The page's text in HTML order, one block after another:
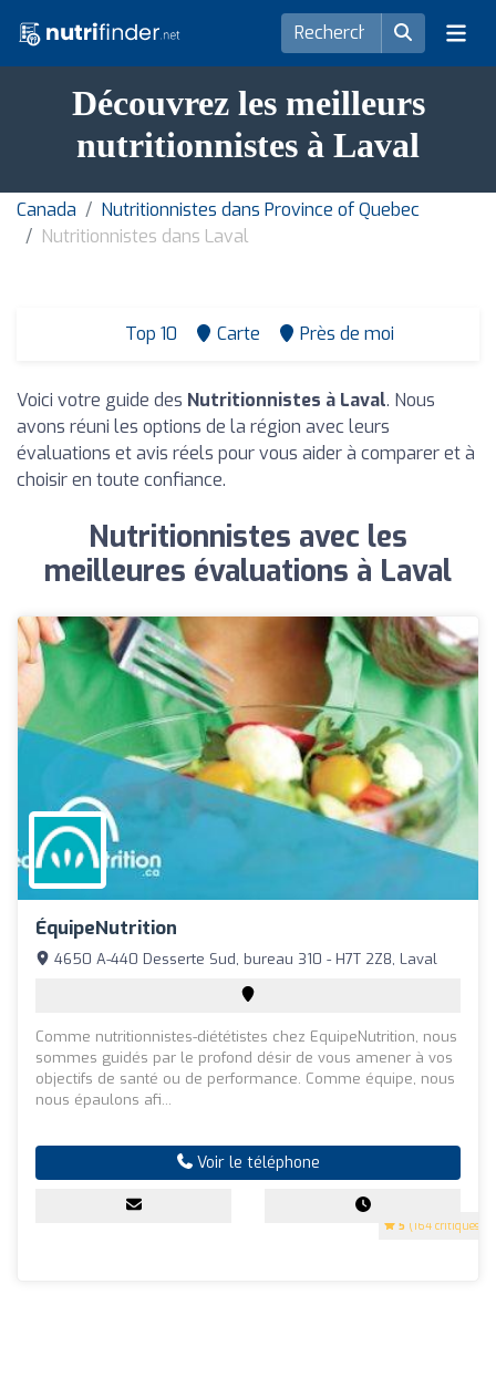
Découvrez les meilleurs
nutritionnistes à Laval
Canada
Nutritionnistes dans Province of Quebec
Nutritionnistes dans Laval
Top 10 Carte Près de moi
Voici votre guide des Nutritionnistes à Laval. Nous
avons réuni les options de la région avec leurs
évaluations et avis réels pour vous aider à comparer et à
choisir en toute confiance.
Nutritionnistes avec les
meilleures évaluations à Laval
ÉquipeNutrition
5 (164 critiques)
4650 A-440 Desserte Sud, bureau 310 - H7T 2Z8, Laval
Comme nutritionnistes-diététistes chez EquipeNutrition, nous
sommes guidés par le profond désir de vous amener à vos
objectifs de santé ou de performance. Comme équipe, nous
nous épaulons afi...
Voir le téléphone